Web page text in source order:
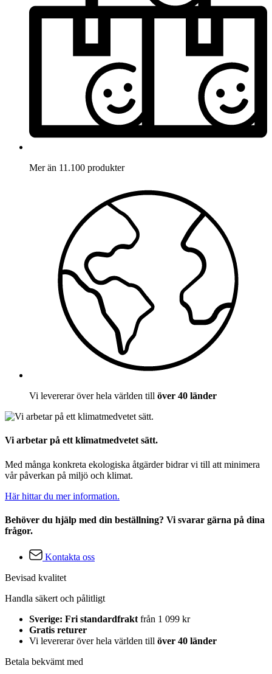
Mer än 11.100 produkter
Vi levererar över hela världen till över 40 länder
Vi arbetar på ett klimatmedvetet sätt.
Med många konkreta ekologiska åtgärder bidrar vi till att minimera
vår påverkan på miljö och klimat.
Här hittar du mer information.
Behöver du hjälp med din beställning? Vi svarar gärna på dina
frågor.
Kontakta oss
Bevisad kvalitet
Handla säkert och pålitligt
Sverige: Fri standardfrakt från 1 099 kr
Gratis returer
Vi levererar över hela världen till över 40 länder
Betala bekvämt med